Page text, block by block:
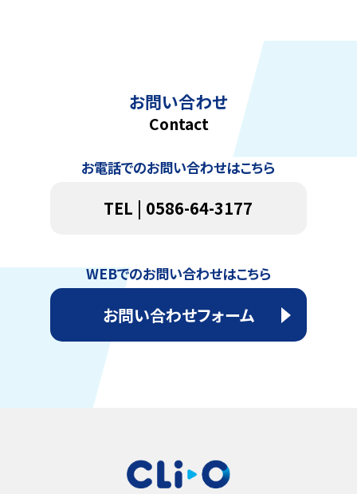
お問い合わせ
Contact
お電話でのお問い合わせはこちら
TEL | 0586-64-3177
WEBでのお問い合わせはこちら
お問い合わせフォーム